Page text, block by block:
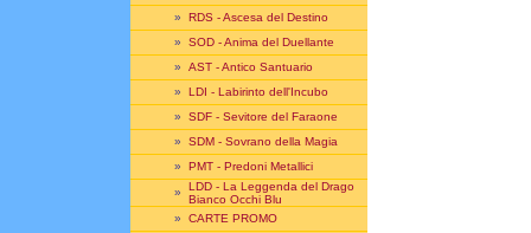
» RDS - Ascesa del Destino
» SOD - Anima del Duellante
» AST - Antico Santuario
» LDI - Labirinto dell'Incubo
» SDF - Sevitore del Faraone
» SDM - Sovrano della Magia
» PMT - Predoni Metallici
» LDD - La Leggenda del Drago
Bianco Occhi Blu
» CARTE PROMO